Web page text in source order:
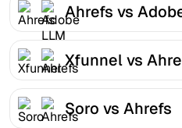
Ahrefs vs
Xfunnel vs
Soro vs Ahrefs